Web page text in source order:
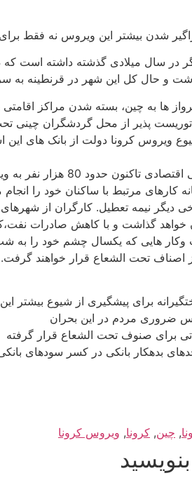
شدن بیشتر این ویروس نه فقط
و حال کل این شهر در قرنطینه به
ها به چین، بسته شدن مراکز
پذیر از محل گردشگران چینی
ویروس کرونا دولت از بانک های
کارهای مرتبط با ساکنان خود را
دیگر نیمه تعطیل. کارگران از
هایی که یکسال چشم خود را به شب
اصناف تحت الشعاع قرار خواهند گرفت.
, چین, کرونا, ویروس کرونا